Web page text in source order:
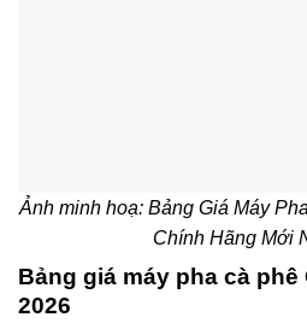
Ảnh minh hoạ: Bảng Giá Máy
Chính Hãng Mới
Bảng giá máy pha cà phê
2026